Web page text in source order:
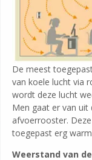
De meest
van koele lucht via
wordt deze lucht
Men gaat er van
afvoerrooster.
toegepast erg
Weerstand van